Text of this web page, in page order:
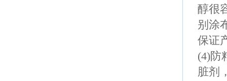
醇很
别涂
保证
(4)防
脏剂